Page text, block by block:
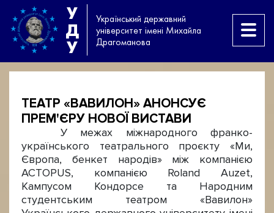
У
Д
У
Український державний
університет імені Михайла
Драгоманова
ТЕАТР «ВАВИЛОН» АНОНСУЄ
ПРЕМ'ЄРУ НОВОЇ ВИСТАВИ
У межах міжнародного франко-
українського театрального проєкту «Ми,
Європа, бенкет народів» між компанією
ACTOPUS, компанією Roland Auzet,
Кампусом Кондорсе та Народним
студентським театром «Вавилон»